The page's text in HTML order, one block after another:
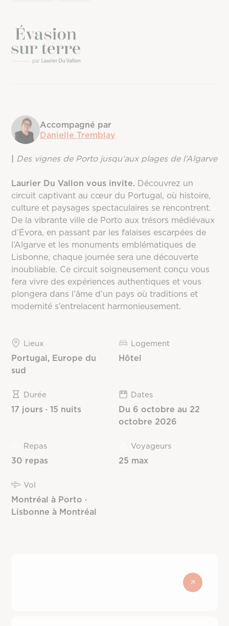
Accompagné par
Danielle Tremblay
| Des vignes de Porto jusqu’aux plages de l’Algarve
Laurier Du Vallon vous invite. Découvrez un
circuit captivant au cœur du Portugal, où histoire,
culture et paysages spectaculaires se rencontrent.
De la vibrante ville de Porto aux trésors médiévaux
d’Évora, en passant par les falaises escarpées de
l’Algarve et les monuments emblématiques de
Lisbonne, chaque journée sera une découverte
inoubliable. Ce circuit soigneusement conçu vous
fera vivre des expériences authentiques et vous
plongera dans l’âme d’un pays où traditions et
modernité s’entrelacent harmonieusement.
Lieux
Portugal, Europe du
sud
Logement
Hôtel
Durée
17 jours · 15 nuits
Dates
Du 6 octobre au 22
octobre 2026
Repas
30 repas
Voyageurs
25 max
Vol
Montréal à Porto ·
Lisbonne à Montréal